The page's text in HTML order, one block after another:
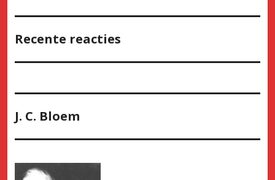
Recente reacties
J. C. Bloem